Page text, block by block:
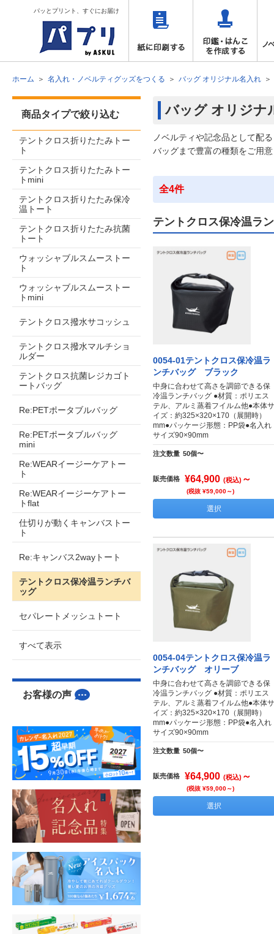
パッとプリント、すぐにお届け
ホーム 名入れ・ノベルティグッズをつくる バッグ オリジナル名入れ
バッグ オリジナ
ノベルティや記念品として配
バッグまで豊富の種類をご用
全4件
テントクロス保冷温ラ
0054-01テントクロス保冷温ラ
ンチバッグ ブラック
中身に合わせて高さを調節できる保
冷温ランチバッグ ●材質：ポリエス
テル、アルミ蒸着フイルム他●本体サ
イズ：約325×320×170（展開時）
mm●パッケージ形態：PP袋●名入れ
サイズ90×90mm
注文数量 50個〜
販売価格 ¥64,900 (税込) ～
(税抜 ¥59,000～)
選択
0054-04テントクロス保冷温ラ
ンチバッグ オリーブ
中身に合わせて高さを調節できる保
冷温ランチバッグ ●材質：ポリエス
テル、アルミ蒸着フイルム他●本体サ
イズ：約325×320×170（展開時）
mm●パッケージ形態：PP袋●名入れ
サイズ90×90mm
注文数量 50個〜
販売価格 ¥64,900 (税込) ～
(税抜 ¥59,000～)
選択
商品タイプで絞り込む
テントクロス折りたたみトー
ト
テントクロス折りたたみトー
トmini
テントクロス折りたたみ保冷
温トート
テントクロス折りたたみ抗菌
トート
ウォッシャブルスムーストー
ト
ウォッシャブルスムーストー
トmini
テントクロス撥水サコッシュ
テントクロス撥水マルチショ
ルダー
テントクロス抗菌レジカゴト
ートバッグ
Re:PETポータブルバッグ
Re:PETポータブルバッグ
mini
Re:WEARイージーケアトー
ト
Re:WEARイージーケアトー
トflat
仕切りが動くキャンバストー
ト
Re:キャンバス2wayトート
テントクロス保冷温ランチバ
ッグ
セパレートメッシュトート
すべて表示
お客様の声